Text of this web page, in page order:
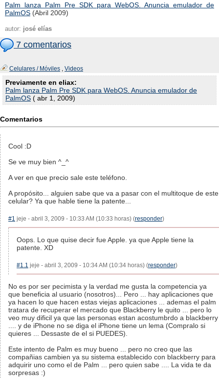
Palm lanza Palm Pre SDK para WebOS. Anuncia emulador de
PalmOS (Abril 2009)
autor: josé elías
7 comentarios
Celulares / Móviles , Videos
Previamente en eliax:
Palm lanza Palm Pre SDK para WebOS. Anuncia emulador de
PalmOS ( abr 1, 2009)
Comentarios
Cool :D
Se ve muy bien ^_^
A ver en que precio sale este teléfono.
A propósito... alguien sabe que va a pasar con el multitoque de este
celular? Ya que hable tiene la patente...
#1 jeje - abril 3, 2009 - 10:33 AM (10:33 horas) (responder)
Oops. Lo que quise decir fue Apple. ya que Apple tiene la
patente. XD
#1.1 jeje - abril 3, 2009 - 10:34 AM (10:34 horas) (responder)
No es por ser pecimista y la verdad me gusta la competencia ya
que beneficia al usuario (nosotros)... Pero ... hay aplicaciones que
ya hacen lo que hacen estas viejas aplicaciones ... ademas el palm
tratara de recuperar el mercado que Blackberry le quito ... pero lo
veo muy dificil ya que las personas estan acostumbrdo a blackberry
.... y de iPhone no se diga el iPhone tiene un lema (Compralo si
quieres ... Dessaste de el si PUEDES).
Este intento de Palm es muy bueno ... pero no creo que las
compañias cambien ya su sistema establecido con blackberry para
adquirir uno como el de Palm ... pero quien sabe .... La vida te da
sorpresas :)